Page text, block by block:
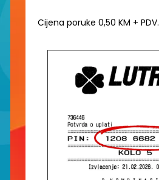
Cijena poruke 0,50 KM + PDV.